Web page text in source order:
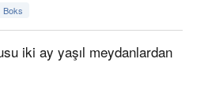
Boks
iki ay yaşıl meydanlardan